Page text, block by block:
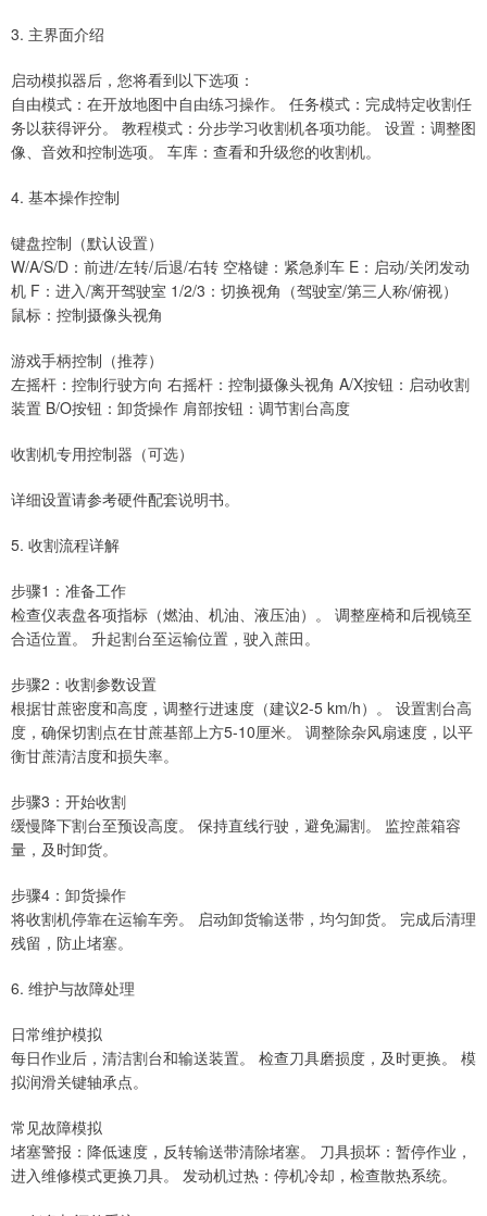
3. 主界面介绍
启动模拟器后，您将看到以下选项：
自由模式：在开放地图中自由练习操作。 任务模式：完成特定收割任
务以获得评分。 教程模式：分步学习收割机各项功能。 设置：调整图
像、音效和控制选项。 车库：查看和升级您的收割机。
4. 基本操作控制
键盘控制（默认设置）
W/A/S/D：前进/左转/后退/右转 空格键：紧急刹车 E：启动/关闭发动
机 F：进入/离开驾驶室 1/2/3：切换视角（驾驶室/第三人称/俯视）
鼠标：控制摄像头视角
游戏手柄控制（推荐）
左摇杆：控制行驶方向 右摇杆：控制摄像头视角 A/X按钮：启动收割
装置 B/O按钮：卸货操作 肩部按钮：调节割台高度
收割机专用控制器（可选）
详细设置请参考硬件配套说明书。
5. 收割流程详解
步骤1：准备工作
检查仪表盘各项指标（燃油、机油、液压油）。 调整座椅和后视镜至
合适位置。 升起割台至运输位置，驶入蔗田。
步骤2：收割参数设置
根据甘蔗密度和高度，调整行进速度（建议2-5 km/h）。 设置割台高
度，确保切割点在甘蔗基部上方5-10厘米。 调整除杂风扇速度，以平
衡甘蔗清洁度和损失率。
步骤3：开始收割
缓慢降下割台至预设高度。 保持直线行驶，避免漏割。 监控蔗箱容
量，及时卸货。
步骤4：卸货操作
将收割机停靠在运输车旁。 启动卸货输送带，均匀卸货。 完成后清理
残留，防止堵塞。
6. 维护与故障处理
日常维护模拟
每日作业后，清洁割台和输送装置。 检查刀具磨损度，及时更换。 模
拟润滑关键轴承点。
常见故障模拟
堵塞警报：降低速度，反转输送带清除堵塞。 刀具损坏：暂停作业，
进入维修模式更换刀具。 发动机过热：停机冷却，检查散热系统。